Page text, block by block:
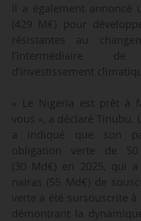
Il a également annoncé
(429 M€) pour
résistantes au
l’intermédiaire
d’investissement
« Le Nigeria est prêt à
vous », a déclaré Tinubu.
a indiqué que son
obligation verte de
(30 Md€) en 2025, qui
nairas (55 Md€) de
verte a été sursouscrite à
démontrant la